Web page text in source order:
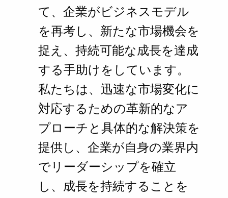
て、企業がビジネスモデル
を再考し、新たな市場機会を
捉え、持続可能な成長を達成
する手助けをしています。
私たちは、迅速な市場変化に
対応するための革新的なア
プローチと具体的な解決策を
提供し、企業が自身の業界内
でリーダーシップを確立
し、成長を持続することを